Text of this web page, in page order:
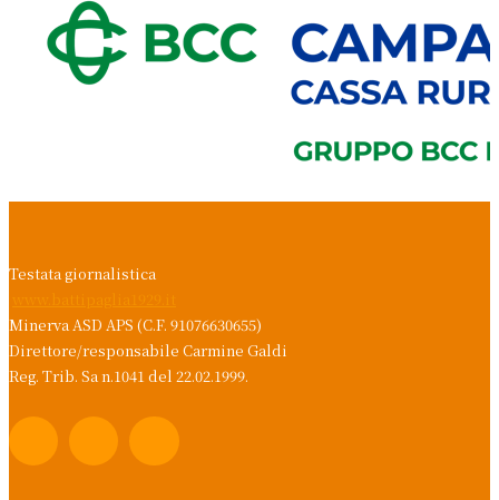
Testata giornalistica
Minerva ASD APS (C.F. 91076630655)
Direttore/responsabile Carmine Galdi
Reg. Trib. Sa n.1041 del 22.02.1999.